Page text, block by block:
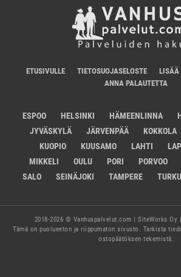
ETUSIVULLE TIETOSUOJASELOSTE
LISÄÄ
ANNA PALAUTETTA
ESPOO HELSINKI HÄMEENLINNA
JYVÄSKYLÄ
JÄRVENPÄÄ KOKKOLA
KUOPIO
KUUSAMO LAHTI
MIKKELI
OULU PORI PORVOO
SALO
SEINÄJOKI TAMPERE TURKU
2018-2026 © Vanhuspalvelut.com | SiteWorks Oy
Tämä on puolueeton ja riippumaton sivusto. Tarkista
ostopäätöksen tekemistä.